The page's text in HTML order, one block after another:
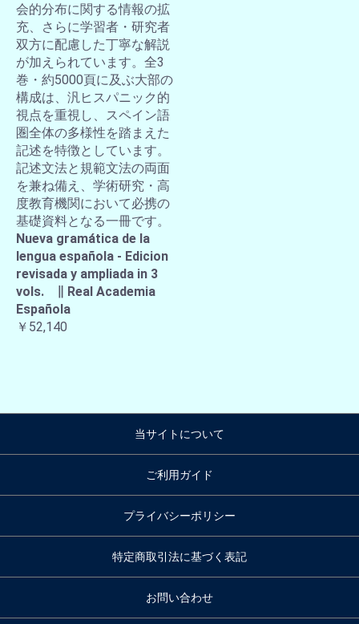
会的分布に関する情報の拡
充、さらに学習者・研究者
双方に配慮した丁寧な解説
が加えられています。全3
巻・約5000頁に及ぶ大部の
構成は、汎ヒスパニック的
視点を重視し、スペイン語
圏全体の多様性を踏まえた
記述を特徴としています。
記述文法と規範文法の両面
を兼ね備え、学術研究・高
度教育機関において必携の
基礎資料となる一冊です。
Nueva gramática de la
lengua española - Edicion
revisada y ampliada in 3
vols. ∥ Real Academia
Española
￥52,140
当サイトについて
ご利用ガイド
プライバシーポリシー
特定商取引法に基づく表記
お問い合わせ